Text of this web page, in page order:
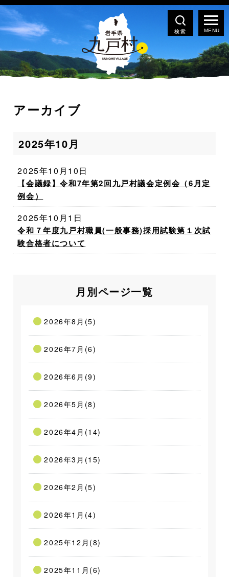
検索
アーカイブ
2025年10月
2025年10月10日
【会議録】令和7年第2回九戸村議会定例会（6月定
例会）
2025年10月1日
令和７年度九戸村職員(一般事務)採用試験第１次試
験合格者について
月別ページ一覧
2026年8月(5)
2026年7月(6)
2026年6月(9)
2026年5月(8)
2026年4月(14)
2026年3月(15)
2026年2月(5)
2026年1月(4)
2025年12月(8)
2025年11月(6)